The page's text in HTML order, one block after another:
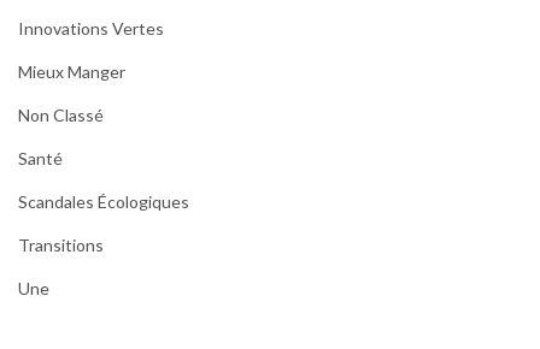
Innovations Vertes
Mieux Manger
Non Classé
Santé
Scandales Écologiques
Transitions
Une